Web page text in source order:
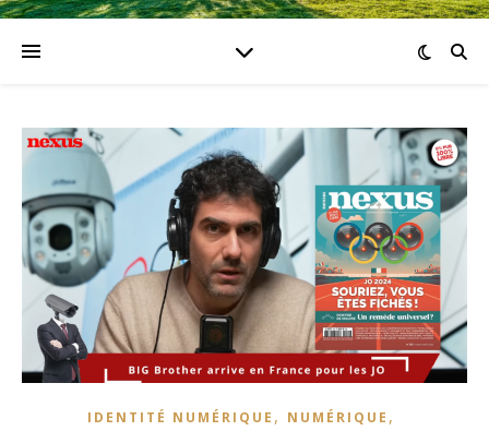
IDENTITÉ NUMÉRIQUE , NUMÉRIQUE ,